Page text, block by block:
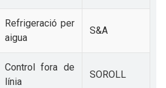
Refrigeració per
aigua
S&A
Control fora de
línia
SOROLL